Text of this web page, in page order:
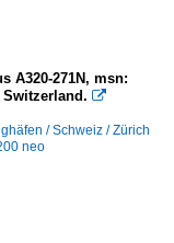
A320-271N, msn:
Switzerland. 
/ Schweiz / Zürich
neo